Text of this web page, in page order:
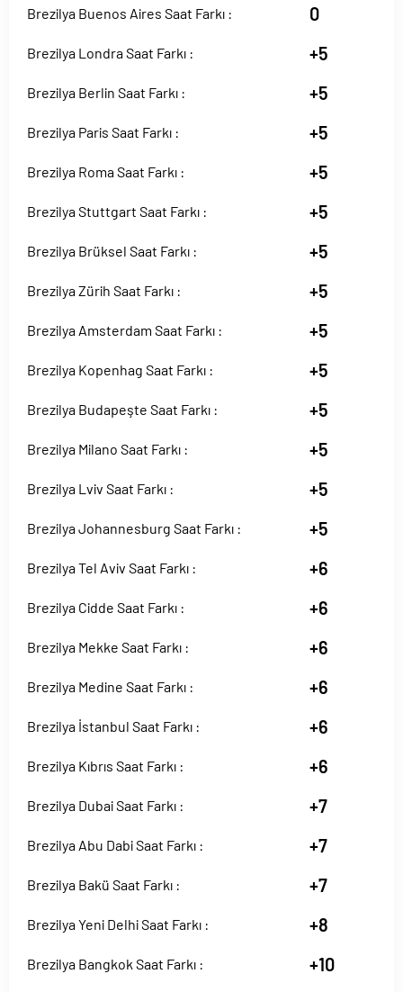
Brezilya Buenos Aires Saat Farkı : 0
Brezilya Londra Saat Farkı : +5
Brezilya Berlin Saat Farkı : +5
Brezilya Paris Saat Farkı : +5
Brezilya Roma Saat Farkı : +5
Brezilya Stuttgart Saat Farkı : +5
Brezilya Brüksel Saat Farkı : +5
Brezilya Zürih Saat Farkı : +5
Brezilya Amsterdam Saat Farkı : +5
Brezilya Kopenhag Saat Farkı : +5
Brezilya Budapeşte Saat Farkı : +5
Brezilya Milano Saat Farkı : +5
Brezilya Lviv Saat Farkı : +5
Brezilya Johannesburg Saat Farkı : +5
Brezilya Tel Aviv Saat Farkı : +6
Brezilya Cidde Saat Farkı : +6
Brezilya Mekke Saat Farkı : +6
Brezilya Medine Saat Farkı : +6
Brezilya İstanbul Saat Farkı : +6
Brezilya Kıbrıs Saat Farkı : +6
Brezilya Dubai Saat Farkı : +7
Brezilya Abu Dabi Saat Farkı : +7
Brezilya Bakü Saat Farkı : +7
Brezilya Yeni Delhi Saat Farkı : +8
Brezilya Bangkok Saat Farkı : +10